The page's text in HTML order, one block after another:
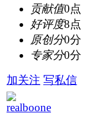
贡献值0点
好评度8点
原创分0分
专家分0分
加关注 写私信